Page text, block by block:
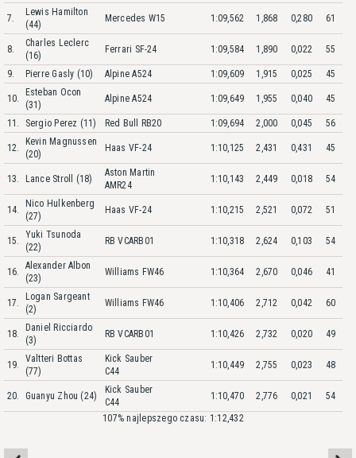
7.
Lewis Hamilton
(44)
Mercedes W15 1:09,562 1,868 0,280 61
8.
Charles Leclerc
(16)
Ferrari SF-24 1:09,584 1,890 0,022 55
9. Pierre Gasly (10) Alpine A524 1:09,609 1,915 0,025 45
10.
Esteban Ocon
(31)
Alpine A524 1:09,649 1,955 0,040 45
11. Sergio Perez (11) Red Bull RB20 1:09,694 2,000 0,045 56
12.
Kevin Magnussen
(20)
Haas VF-24 1:10,125 2,431 0,431 45
13. Lance Stroll (18)
Aston Martin
AMR24
1:10,143 2,449 0,018 54
14.
Nico Hulkenberg
(27)
Haas VF-24 1:10,215 2,521 0,072 51
15.
Yuki Tsunoda
(22)
RB VCARB01 1:10,318 2,624 0,103 54
16.
Alexander Albon
(23)
Williams FW46 1:10,364 2,670 0,046 41
17.
Logan Sargeant
(2)
Williams FW46 1:10,406 2,712 0,042 60
18.
Daniel Ricciardo
(3)
RB VCARB01 1:10,426 2,732 0,020 49
19.
Valtteri Bottas
(77)
Kick Sauber
C44
1:10,449 2,755 0,023 48
20. Guanyu Zhou (24)
Kick Sauber
C44
1:10,470 2,776 0,021
54
107% najlepszego czasu: 1:12,432